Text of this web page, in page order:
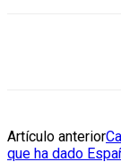
Artículo anterior
que ha dado